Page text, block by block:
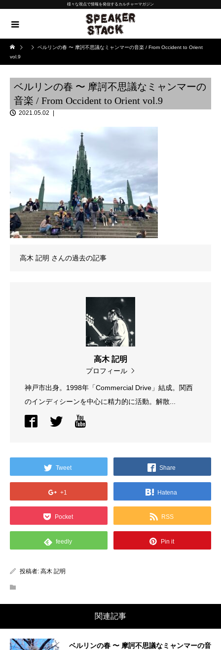
様々な視点で情報を発信するカルチャーマガジン
ベルリンの春 〜 摩訶不思議なミャンマーの音楽 / From Occident to Orient
vol.9
ベルリンの春 〜 摩訶不思議なミャンマーの
音楽 / From Occident to Orient vol.9
2021.05.02
高木 記明 さんの過去の記事
高木 記明
プロフィール
神戸市出身。1998年「Commercial Drive」結成。関西
のインディシーンを中心に精力的に活動。解散...
Tweet Share
+1 Hatena
Pocket RSS
feedly Pin it
投稿者: 高木 記明
関連記事
ベルリンの春 〜 摩訶不思議なミャンマーの音